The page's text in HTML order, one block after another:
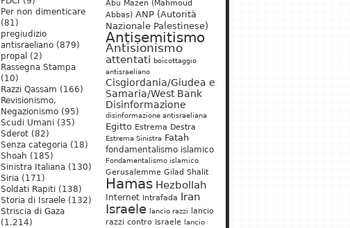
Abu Mazen (Mahmoud
Abbas) ANP (Autorità
Nazionale Palestinese)
Antisemitismo
Antisionismo
attentati boicottaggio
antisraeliano
Cisgiordania/Giudea e
Samaria/West Bank
Disinformazione
disinformazione antisraeliana
Egitto Estrema Destra
Estrema Sinistra Fatah
fondamentalismo islamico
Fondamentalismo islamico
Gerusalemme Gilad Shalit
Hamas Hezbollah
Internet Intrafada Iran
Israele lancio razzi
lancio
razzi contro Israele lancio
Per non dimenticare
(81)
pregiudizio
antisraeliano (879)
propal (2)
Rassegna Stampa
(10)
Razzi Qassam (166)
Revisionismo,
Negazionismo (95)
Scudi Umani (35)
Sderot (82)
Senza categoria (18)
Shoah (185)
Sinistra Italiana (130)
Siria (171)
Soldati Rapiti (138)
Storia di Israele (132)
Striscia di Gaza
(1.214)